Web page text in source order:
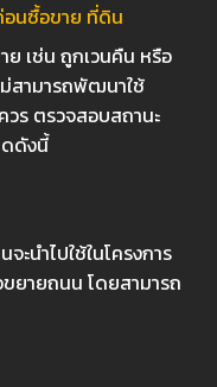
อนซื้อขาย ที่ดิน
เช่น ถูกเวนคืน หรือ
สามารถพัฒนาใช้
วร ตรวจสอบสถานะ
ดดังนี้
นำไปใช้ในโครงการ
ยายถนน โดยสามารถ